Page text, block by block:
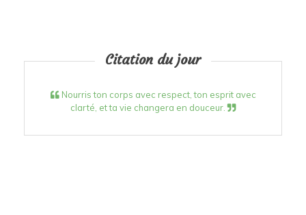
Citation du jour
Nourris ton corps avec respect, ton esprit avec
clarté, et ta vie changera en douceur.